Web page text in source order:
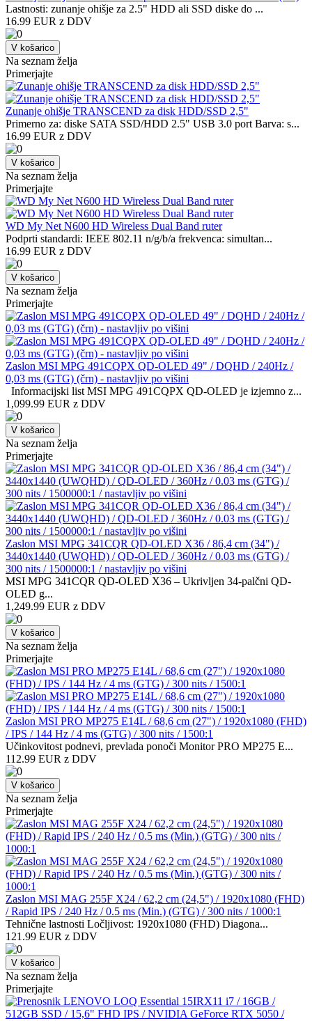
Lastnosti: zunanje ohišje za 2.5" HDD ali SSD diske do ...
16.99 EUR z DDV
V košarico
Na seznam želja
Primerjajte
Zunanje ohišje TRANSCEND za disk HDD/SSD 2,5"
Primerno za: diske SATA SSD/HDD 2.5" USB 3.0 port Barva: s...
16.99 EUR z DDV
V košarico
Na seznam želja
Primerjajte
WD My Net N600 HD Wireless Dual Band ruter
Podprti standardi: IEEE 802.11 n/g/b/a frekvenca: simultan...
16.99 EUR z DDV
V košarico
Na seznam želja
Primerjajte
Zaslon MSI MPG 491CQPX QD-OLED 49" / DQHD / 240Hz /
0,03 ms (GTG) (črn) - nastavljiv po višini
Informacijski list MSI MPG 491CQPX QD-OLED je izjemno z...
1,099.99 EUR z DDV
V košarico
Na seznam želja
Primerjajte
Zaslon MSI MPG 341CQR QD-OLED X36 / 86,4 cm (34") /
3440x1440 (UWQHD) / QD-OLED / 360Hz / 0.03 ms (GTG) /
300 nits / 1500000:1 / nastavljiv po višini
MSI MPG 341CQR QD-OLED X36 – Ukrivljen 34-palčni QD-
OLED g...
1,249.99 EUR z DDV
V košarico
Na seznam želja
Primerjajte
Zaslon MSI PRO MP275 E14L / 68,6 cm (27") / 1920x1080 (FHD)
/ IPS / 144 Hz / 4 ms (GTG) / 300 nits / 1500:1
Učinkovitost podnevi, prevlada ponoči Monitor PRO MP275 E...
112.99 EUR z DDV
V košarico
Na seznam želja
Primerjajte
Zaslon MSI MAG 255F X24 / 62,2 cm (24,5") / 1920x1080 (FHD)
/ Rapid IPS / 240 Hz / 0.5 ms (Min.) (GTG) / 300 nits / 1000:1
Tehnične lastnosti Ločljivost: 1920x1080 (FHD) Diagona...
121.99 EUR z DDV
V košarico
Na seznam želja
Primerjajte